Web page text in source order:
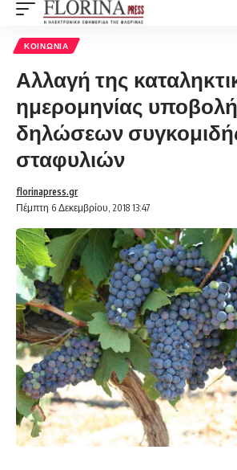
ΚΟΙΝΩΝΊΑ
Αλλαγή της
ημερομηνίας
δηλώσεων
σταφυλιών
Πέμπτη 6 Δεκεμβρίου, 2018 13:47
florinapress.gr